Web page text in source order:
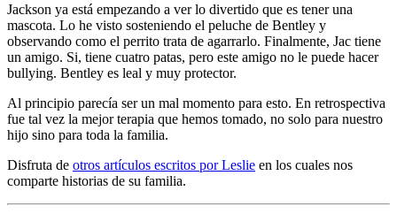
Jackson ya está empezando a ver lo divertido que es tener una
mascota. Lo he visto sosteniendo el peluche de Bentley y
observando como el perrito trata de agarrarlo. Finalmente, Jac tiene
un amigo. Si, tiene cuatro patas, pero este amigo no le puede hacer
bullying. Bentley es leal y muy protector.
Al principio parecía ser un mal momento para esto. En retrospectiva
fue tal vez la mejor terapia que hemos tomado, no solo para nuestro
hijo sino para toda la familia.
Disfruta de otros artículos escritos por Leslie en los cuales nos
comparte historias de su familia.